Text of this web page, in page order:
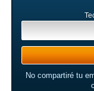
No compartiré tu